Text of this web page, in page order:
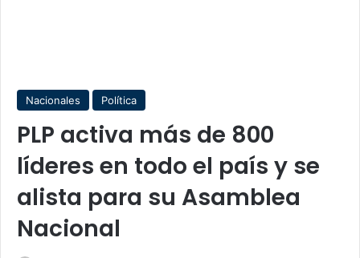
Nacionales Política
PLP activa más de 800
líderes en todo el país y se
alista para su Asamblea
Nacional